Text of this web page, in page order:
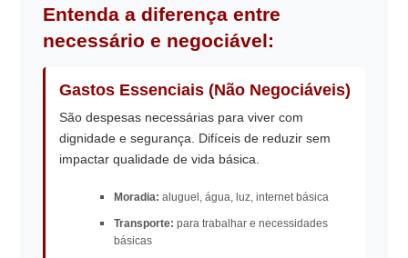
Entenda a diferença entre
necessário e negociável:
Gastos Essenciais (Não Negociáveis)
São despesas necessárias para viver com
dignidade e segurança. Difíceis de reduzir sem
impactar qualidade de vida básica.
Moradia: aluguel, água, luz, internet básica
Transporte: para trabalhar e necessidades
básicas